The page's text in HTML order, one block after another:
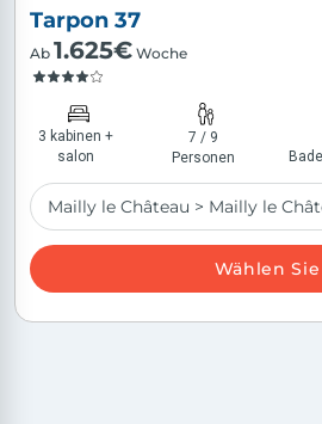
Tarpon 37
Ab 1.625€ Woche
3 kabinen +
salon
7 / 9
Personen
Wählen Sie